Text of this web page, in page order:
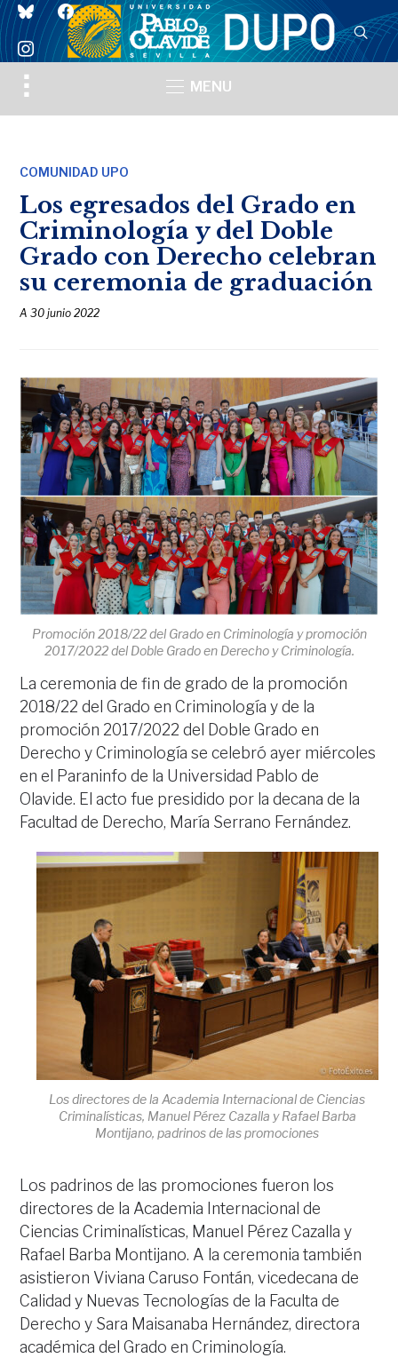
blueskyfacebook
instagram
Toggle
sidebar
MENU
COMUNIDAD UPO
Los egresados del Grado en
Criminología y del Doble
Grado con Derecho celebran
su ceremonia de graduación
A30 junio 2022
Promoción 2018/22 del Grado en Criminología y promoción
2017/2022 del Doble Grado en Derecho y Criminología.
La ceremonia de fin de grado de la promoción
2018/22 del Grado en Criminología y de la
promoción 2017/2022 del Doble Grado en
Derecho y Criminología se celebró ayer miércoles
en el Paraninfo de la Universidad Pablo de
Olavide. El acto fue presidido por la decana de la
Facultad de Derecho, María Serrano Fernández.
Los directores de la Academia Internacional de Ciencias
Criminalísticas, Manuel Pérez Cazalla y Rafael Barba
Montijano, padrinos de las promociones
Los padrinos de las promociones fueron los
directores de la Academia Internacional de
Ciencias Criminalísticas, Manuel Pérez Cazalla y
Rafael Barba Montijano. A la ceremonia también
asistieron Viviana Caruso Fontán, vicedecana de
Calidad y Nuevas Tecnologías de la Faculta de
Derecho y Sara Maisanaba Hernández, directora
académica del Grado en Criminología.